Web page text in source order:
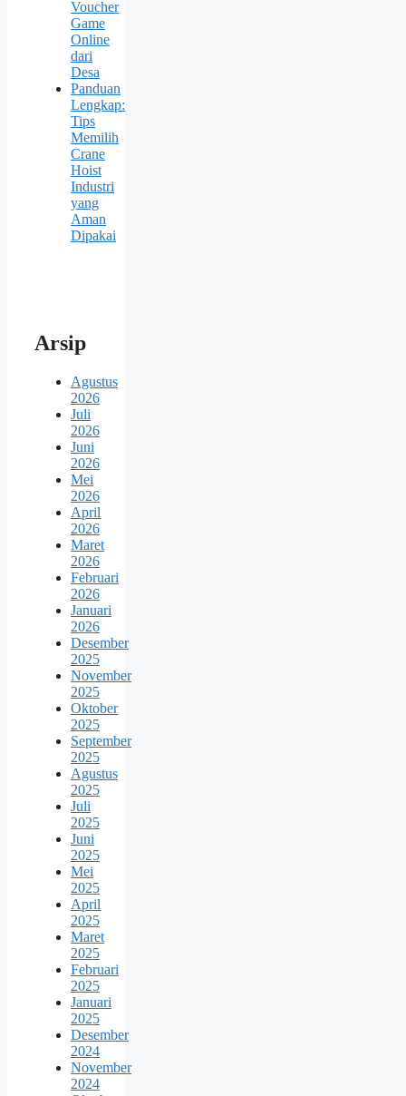
Voucher
Game
Online
dari
Desa
Panduan
Lengkap:
Tips
Memilih
Crane
Hoist
Industri
yang
Aman
Dipakai
Arsip
Agustus
2026
Juli
2026
Juni
2026
Mei
2026
April
2026
Maret
2026
Februari
2026
Januari
2026
Desember
2025
November
2025
Oktober
2025
September
2025
Agustus
2025
Juli
2025
Juni
2025
Mei
2025
April
2025
Maret
2025
Februari
2025
Januari
2025
Desember
2024
November
2024